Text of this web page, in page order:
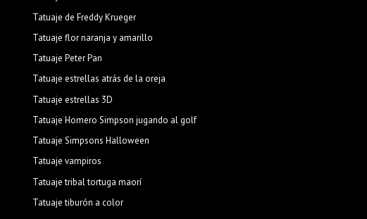
Tatuaje de Freddy Krueger
Tatuaje flor naranja y amarillo
Tatuaje Peter Pan
Tatuaje estrellas atrás de la oreja
Tatuaje estrellas 3D
Tatuaje Homero Simpson jugando al golf
Tatuaje Simpsons Halloween
Tatuaje vampiros
Tatuaje tribal tortuga maorí
Tatuaje tiburón a color